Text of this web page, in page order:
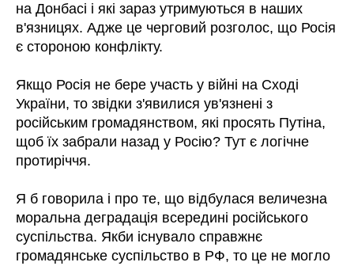
на Донбасі і які зараз утримуються в наших
в'язницях. Адже це черговий розголос, що Росія
є стороною конфлікту.
Якщо Росія не бере участь у війні на Сході
України, то звідки з'явилися ув'язнені з
російським громадянством, які просять Путіна,
щоб їх забрали назад у Росію? Тут є логічне
протиріччя.
Я б говорила і про те, що відбулася величезна
моральна деградація всередині російського
суспільства. Якби існувало справжнє
громадянське суспільство в РФ, то це не могло